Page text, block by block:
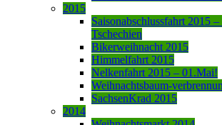
2015
Saisonabschlussfahrt 2015
Tschechien
Bikerweihnacht 2015
Himmelfahrt 2015
Nelkenfahrt 2015 – 01.Mai!
Weihnachtsbaum-
SachsenKrad 2015
2014